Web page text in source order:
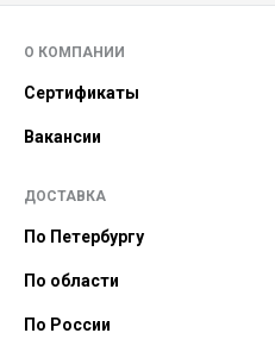
О КОМПАНИИ
Сертификаты
Вакансии
ДОСТАВКА
По Петербургу
По области
По России